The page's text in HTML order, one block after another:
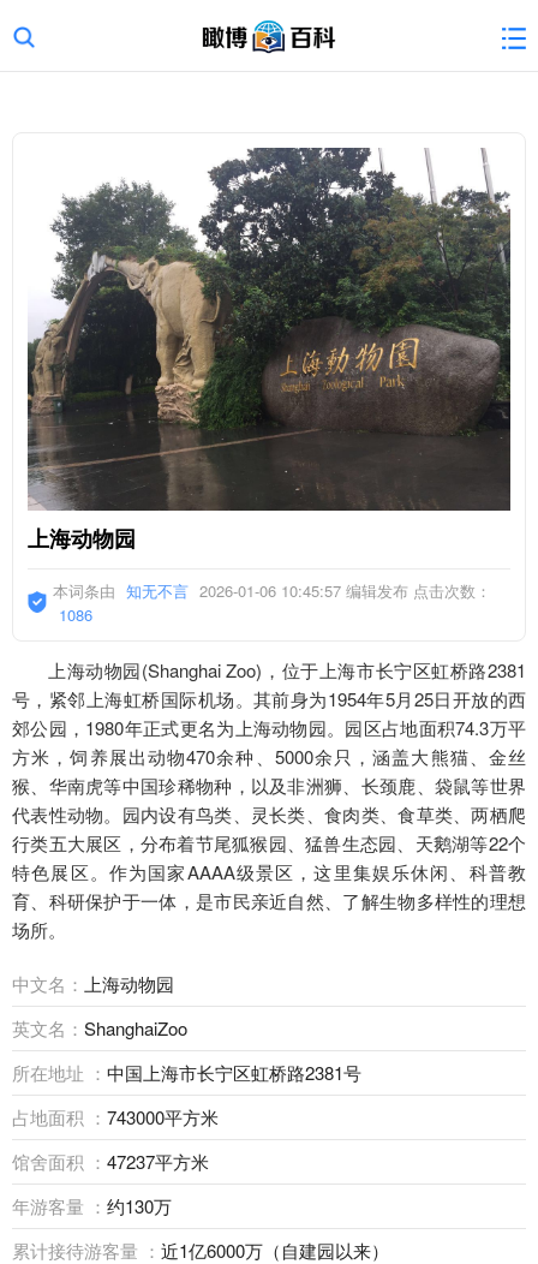
上海动物园
本词条由 知无不言 2026-01-06 10:45:57 编辑发布 点击次数：
1086
上海动物园(Shanghai Zoo)，位于上海市长宁区虹桥路2381
号，紧邻上海虹桥国际机场。其前身为1954年5月25日开放的西
郊公园，1980年正式更名为上海动物园。园区占地面积74.3万平
方米，饲养展出动物470余种、5000余只，涵盖大熊猫、金丝
猴、华南虎等中国珍稀物种，以及非洲狮、长颈鹿、袋鼠等世界
代表性动物。园内设有鸟类、灵长类、食肉类、食草类、两栖爬
行类五大展区，分布着节尾狐猴园、猛兽生态园、天鹅湖等22个
特色展区。作为国家AAAA级景区，这里集娱乐休闲、科普教
育、科研保护于一体，是市民亲近自然、了解生物多样性的理想
场所。
中文名： 上海动物园
英文名： ShanghaiZoo
所在地址 ： 中国上海市长宁区虹桥路2381号
占地面积 ： 743000平方米
馆舍面积 ： 47237平方米
年游客量 ： 约130万
累计接待游客量 ： 近1亿6000万（自建园以来）